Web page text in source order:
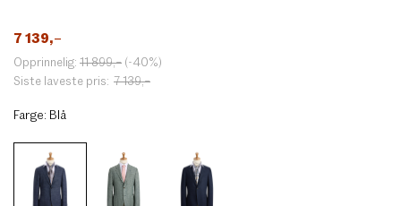
7 139,–
Opprinnelig: 11 899,– (-40%)
Siste laveste pris: 7 139,–
Farge: Blå